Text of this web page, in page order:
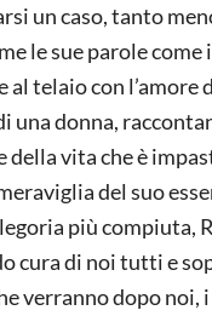
un caso, tanto
le sue parole come
al telaio con l’amore
una donna,
della vita che è
del suo
più compiuta,
cura di noi tutti e
verranno dopo noi,